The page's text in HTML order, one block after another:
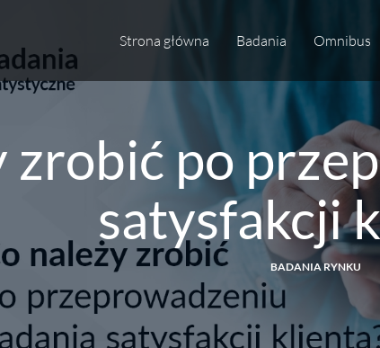
Strona główna Badania Omnibus
zrobić po
satysfakcji
BADANIA RYNKU